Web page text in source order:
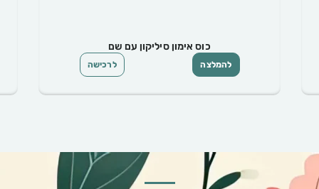
כוס קש סיליקון עם שם לפעוטות
להמלצה לרכישה